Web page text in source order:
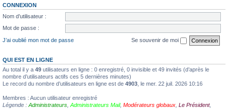
CONNEXION
Nom d’utilisateur :
Mot de passe :
J’ai oublié mon mot de passe
Se souvenir de moi
QUI EST EN LIGNE
Au total il y a 49 utilisateurs en ligne : 0 enregistré, 0 invisible et 49 invités (d’après le
nombre d’utilisateurs actifs ces 5 dernières minutes)
Le record du nombre d’utilisateurs en ligne est de 4903 , le mer. 22 juil. 2026 10:16
Membres : Aucun utilisateur enregistré
Légende : Administrateurs Administrateurs Mail, Modérateurs globaux Le Président,